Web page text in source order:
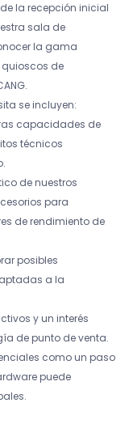
la recepción inicial
sala de
la gama
de
se incluyen:
capacidades de
técnicos
de nuestros
para
de rendimiento de
posibles
a la
y un interés
de punto de venta.
como un paso
puede